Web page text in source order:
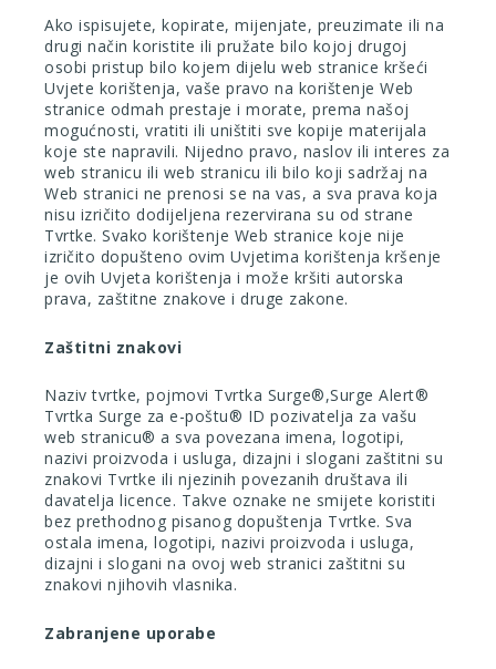
Ako ispisujete, kopirate, mijenjate, preuzimate ili na
drugi način koristite ili pružate bilo kojoj drugoj
osobi pristup bilo kojem dijelu web stranice kršeći
Uvjete korištenja, vaše pravo na korištenje Web
stranice odmah prestaje i morate, prema našoj
mogućnosti, vratiti ili uništiti sve kopije materijala
koje ste napravili. Nijedno pravo, naslov ili interes za
web stranicu ili web stranicu ili bilo koji sadržaj na
Web stranici ne prenosi se na vas, a sva prava koja
nisu izričito dodijeljena rezervirana su od strane
Tvrtke. Svako korištenje Web stranice koje nije
izričito dopušteno ovim Uvjetima korištenja kršenje
je ovih Uvjeta korištenja i može kršiti autorska
prava, zaštitne znakove i druge zakone.
Zaštitni znakovi
Naziv tvrtke, pojmovi Tvrtka Surge®,Surge Alert®
Tvrtka Surge za e-poštu® ID pozivatelja za vašu
web stranicu® a sva povezana imena, logotipi,
nazivi proizvoda i usluga, dizajni i slogani zaštitni su
znakovi Tvrtke ili njezinih povezanih društava ili
davatelja licence. Takve oznake ne smijete koristiti
bez prethodnog pisanog dopuštenja Tvrtke. Sva
ostala imena, logotipi, nazivi proizvoda i usluga,
dizajni i slogani na ovoj web stranici zaštitni su
znakovi njihovih vlasnika.
Zabranjene uporabe